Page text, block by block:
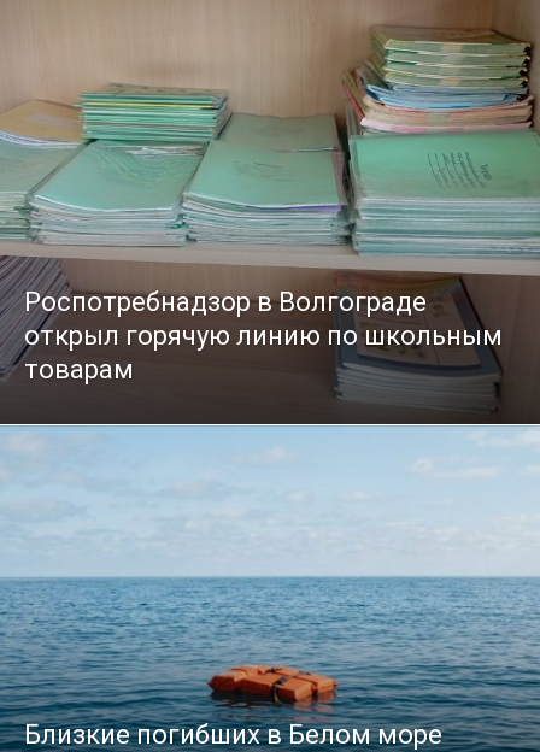
Роспотребнадзор в Волгограде
открыл горячую линию по школьным
товарам
Близкие погибших в Белом море